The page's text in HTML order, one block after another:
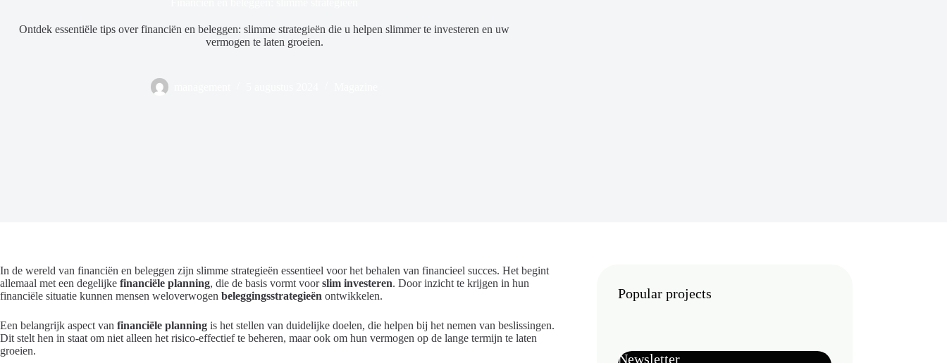
Ontdek essentiële tips over financiën en beleggen: slimme strategieën die u helpen slimmer te investeren en uw
vermogen te laten groeien.
In de wereld van financiën en beleggen zijn slimme strategieën essentieel voor het behalen van financieel succes. Het begint
allemaal met een degelijke financiële planning, die de basis vormt voorslim investeren. Door inzicht te krijgen in hun
financiële situatie kunnen mensen weloverwogen beleggingsstrategieën ontwikkelen.
Een belangrijk aspect van financiële planning is het stellen van duidelijke doelen, die helpen bij het nemen van beslissingen.
Dit stelt hen in staat om niet alleen het risico-effectief te beheren, maar ook om hun vermogen op de lange termijn te laten
groeien.
Popular projects
Newsletter